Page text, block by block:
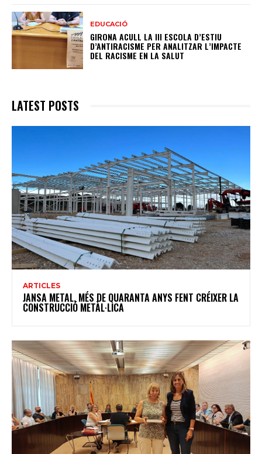
EDUCACIÓ
GIRONA ACULL LA III ESCOLA D’ESTIU
D’ANTIRACISME PER ANALITZAR L’IMPACTE
DEL RACISME EN LA SALUT
LATEST POSTS
ARTICLES
JANSA METAL, MÉS DE QUARANTA ANYS FENT CRÉIXER LA
CONSTRUCCIÓ METÀL·LICA